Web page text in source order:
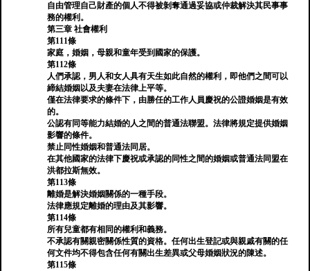
自由管理自己財產的個人不得被剝奪通過妥協或仲裁解決其民事事
務的權利。
第三章 社會權利
第111條
家庭，婚姻，母親和童年受到國家的保護。
第112條
人們承認，男人和女人具有天生如此自然的權利，即他們之間可以
締結婚姻以及夫妻在法律上平等。
僅在法律要求的條件下，由勝任的工作人員慶祝的公證婚姻是有效
的。
公認有同等能力結婚的人之間的普通法聯盟。法律將規定提供婚姻
影響的條件。
禁止同性婚姻和普通法同居。
在其他國家的法律下慶祝或承認的同性之間的婚姻或普通法同盟在
洪都拉斯無效。
第113條
離婚是解決婚姻關係的一種手段。
法律應規定離婚的理由及其影響。
第114條
所有兒童都有相同的權利和義務。
不承認有關親密關係性質的資格。任何出生登記或與親戚有關的任
何文件均不得包含任何有關出生差異或父母婚姻狀況的陳述。
第115條